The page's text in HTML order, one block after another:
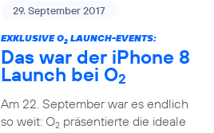
29. September 2017
EXKLUSIVE O2LAUNCH-EVENTS:
Das war der iPhone 8
Launch bei O2
Am 22. September war es endlich
so weit: O2präsentierte die ideale